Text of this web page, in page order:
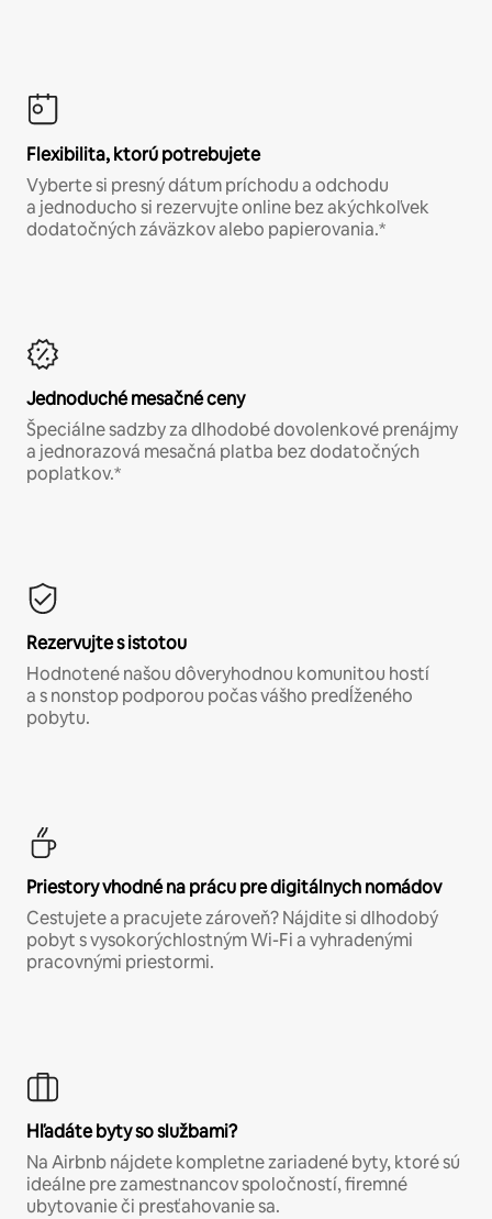
Flexibilita, ktorú potrebujete
Vyberte si presný dátum príchodu a odchodu
a jednoducho si rezervujte online bez akýchkoľvek
dodatočných záväzkov alebo papierovania.*
Jednoduché mesačné ceny
Špeciálne sadzby za dlhodobé dovolenkové prenájmy
a jednorazová mesačná platba bez dodatočných
poplatkov.*
Rezervujte s istotou
Hodnotené našou dôveryhodnou komunitou hostí
a s nonstop podporou počas vášho predĺženého
pobytu.
Priestory vhodné na prácu pre digitálnych nomádov
Cestujete a pracujete zároveň? Nájdite si dlhodobý
pobyt s vysokorýchlostným Wi-Fi a vyhradenými
pracovnými priestormi.
Hľadáte byty so službami?
Na Airbnb nájdete kompletne zariadené byty, ktoré sú
ideálne pre zamestnancov spoločností, firemné
ubytovanie či presťahovanie sa.